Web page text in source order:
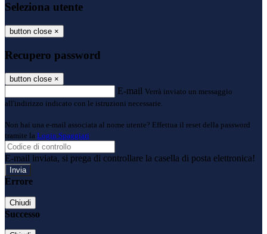
Seleziona utente
button close ×
Recupero password
button close ×
E-mail Verrà inviato un messaggio
all'indirizzo indicato con le istruzioni necessarie.
Non hai una e-mail associata al nome utente? Effettua il reset della password
tramite la Login Spaggiari
E-mail inviata, si prega di controllare la casella di posta elettronica!
Errore
Chiudi
Successo